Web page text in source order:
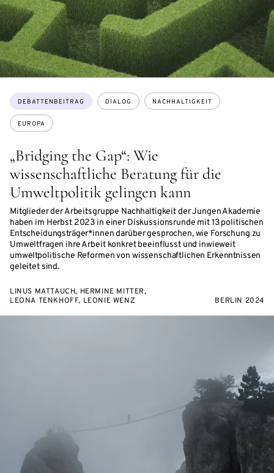
„Bridging the Gap“: Wie
wissenschaftliche Beratung für die
Umweltpolitik gelingen kann
Mitglieder der Arbeitsgruppe Nachhaltigkeit der Jungen Akademie
haben im Herbst 2023 in einer Diskussionsrunde mit 13 politischen
Entscheidungsträger*innen darüber gesprochen, wie Forschung zu
Umweltfragen ihre Arbeit konkret beeinflusst und inwieweit
umweltpolitische Reformen von wissenschaftlichen Erkenntnissen
geleitet sind.
Themen:
DEBATTENBEITRAG DIALOG NACHHALTIGKEIT
EUROPA
LINUS MATTAUCH, HERMINE MITTER,
LEONA TENKHOFF, LEONIE WENZ
BERLIN 2024